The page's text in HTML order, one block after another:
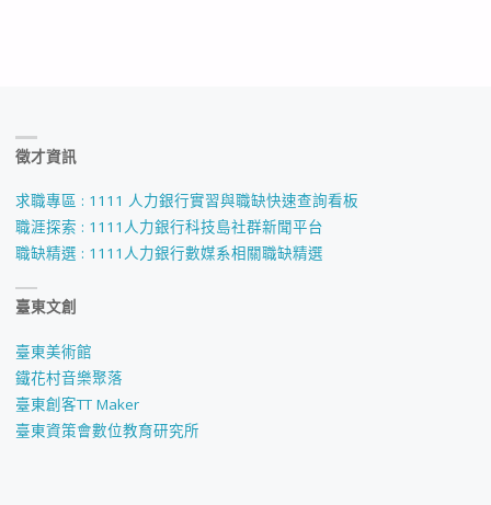
徵才資訊
求職專區 : 1111 人力銀行實習與職缺快速查詢看板
職涯探索 : 1111人力銀行科技島社群新聞平台
職缺精選 : 1111人力銀行數媒系相關職缺精選
臺東文創
臺東美術館
鐵花村音樂聚落
臺東創客TT Maker
臺東資策會數位教育研究所